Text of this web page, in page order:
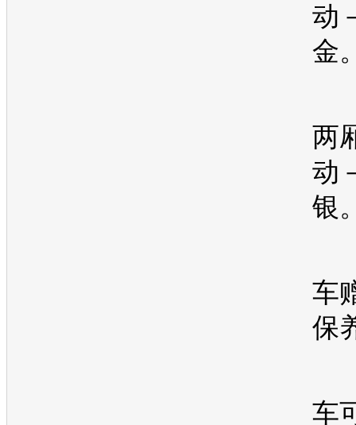
动
金
两
动
银
车
保
车